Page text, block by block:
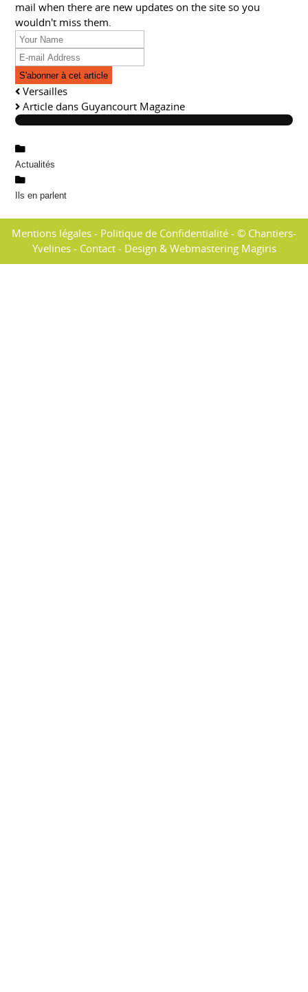
mail when there are new updates on the site so you
wouldn't miss them.
Your
Name
E-
mail
Address
S'abonner à cet article
Versailles
Article dans Guyancourt Magazine
Actualités
Ils en parlent
Mentions légales - Politique de Confidentialité - © Chantiers-
Yvelines - Contact- Design & Webmastering Magiris